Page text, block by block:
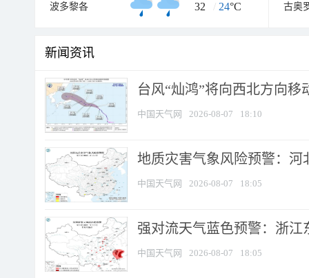
波多黎各 32 / 24°C 古奥
新闻资讯
台风“灿鸿”将向西北方向移
中国天气网 2026-08-07 18:10
地质灾害气象风险预警：河
中国天气网 2026-08-07 18:05
强对流天气蓝色预警：浙江
中国天气网 2026-08-07 18:05